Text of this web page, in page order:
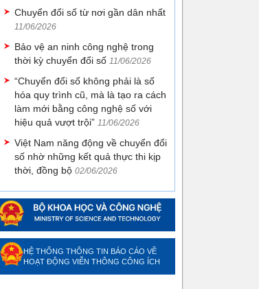
Chuyển đổi số từ nơi gần dân nhất
11/06/2026
Bảo vệ an ninh công nghệ trong
thời kỳ chuyển đổi số 11/06/2026
“Chuyển đổi số không phải là số
hóa quy trình cũ, mà là tạo ra cách
làm mới bằng công nghệ số với
hiệu quả vượt trội” 11/06/2026
Việt Nam năng động về chuyển đổi
số nhờ những kết quả thực thi kịp
thời, đồng bộ 02/06/2026
HỆ THỐNG THÔNG TIN BÁO CÁO VỀ
HOẠT ĐỘNG VIỄN THÔNG CÔNG ÍCH